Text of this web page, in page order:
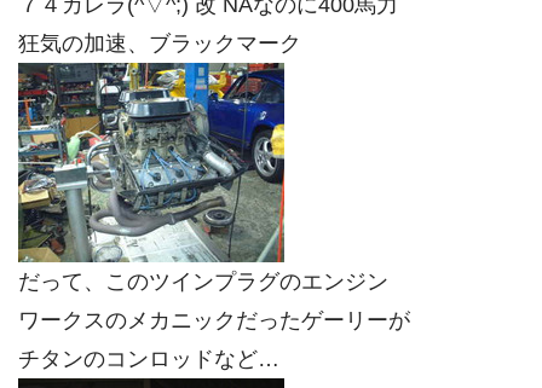
７４カレラ(^▽^;) 改 NAなのに400馬力
狂気の加速、ブラックマーク
だって、このツインプラグのエンジン
ワークスのメカニックだったゲーリーが
チタンのコンロッドなど…